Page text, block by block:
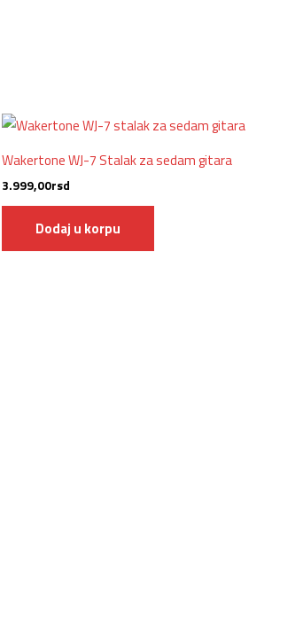
Wakertone WJ-7 Stalak za sedam gitara
3.999,00rsd
Dodaj u korpu